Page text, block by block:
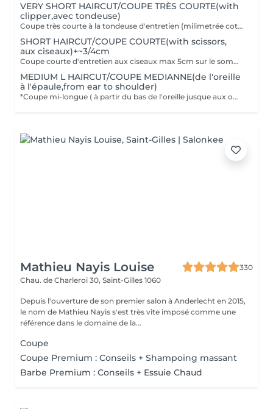
VERY SHORT HAIRCUT/COUPE TRÈS COURTE(with
clipper,avec tondeuse)
Coupe très courte à la tondeuse d'entretien (milimetrée cotés et nuque)
SHORT HAIRCUT/COUPE COURTE(with scissors,
aux ciseaux)+~3/4cm
Coupe courte d'entretien aux ciseaux max 5cm sur le sommet et max 2 cm sur l'oreille
MEDIUM L HAIRCUT/COUPE MEDIANNE(de l'oreille
à l'épaule,from ear to shoulder)
*Coupe mi-longue ( à partir du bas de l'oreille jusque aux omoplates ) ou* la coupe de transformation ( du long vers le court ) ou *la coupe technique spéciale
Mathieu Nayis Louise
330
Chau. de Charleroi 30, Saint-Gilles 1060
Depuis l'ouverture de son premier salon à Anderlecht en 2015,
le nom de Mathieu Nayis s'est très vite imposé comme une
référence dans le domaine de la...
Coupe
Coupe Premium : Conseils + Shampoing massant
Barbe Premium : Conseils + Essuie Chaud